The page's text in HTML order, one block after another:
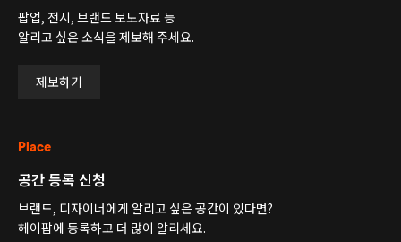
팝업, 전시, 브랜드 보도자료 등
알리고 싶은 소식을 제보해 주세요.
제보하기
Place
공간 등록 신청
브랜드, 디자이너에게 알리고 싶은 공간이 있다면?
헤이팝에 등록하고 더 많이 알리세요.